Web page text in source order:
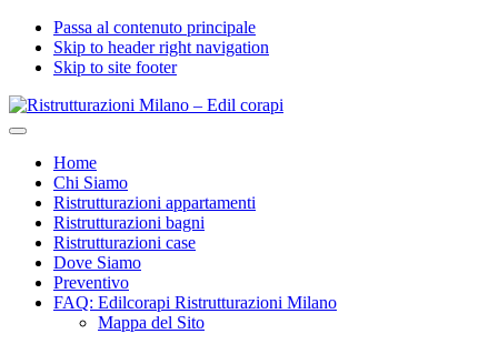
Passa al contenuto principale
Skip to header right navigation
Skip to site footer
Ristrutturazioni
Edil
corapi
Menu
Home
Chi Siamo
Ristrutturazioni appartamenti
Ristrutturazioni bagni
Ristrutturazioni case
Dove Siamo
Preventivo
FAQ: Edilcorapi Ristrutturazioni Milano
Mappa del Sito